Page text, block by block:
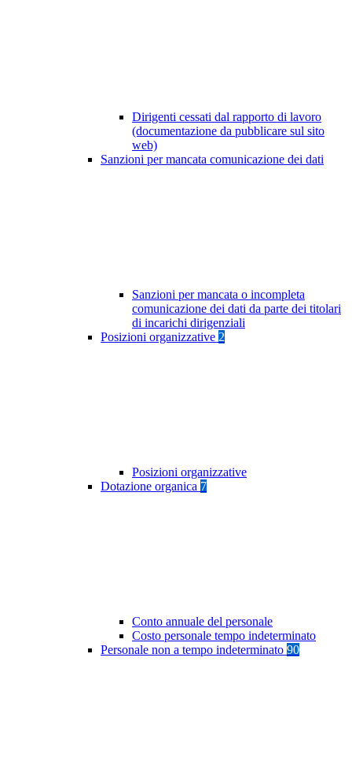
Dirigenti cessati dal rapporto di lavoro
(documentazione da pubblicare sul sito
web)
Sanzioni per mancata comunicazione dei dati
Sanzioni per mancata o incompleta
comunicazione dei dati da parte dei titolari
di incarichi dirigenziali
Posizioni organizzative 2
Posizioni organizzative
Dotazione organica 7
Conto annuale del personale
Costo personale tempo indeterminato
Personale non a tempo indeterminato 90